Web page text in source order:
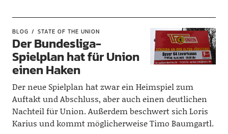
BLOG STATE OF THE UNION
Der Bundesliga-
Spielplan hat für Union
einen Haken
Der neue Spielplan hat zwar ein Heimspiel zum
Auftakt und Abschluss, aber auch einen deutlichen
Nachteil für Union. Außerdem beschwert sich Loris
Karius und kommt möglicherweise Timo Baumgartl.